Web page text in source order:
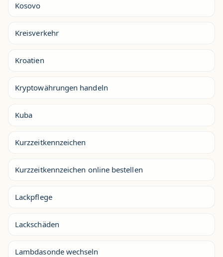
Kosovo
Kreisverkehr
Kroatien
Kryptowährungen handeln
Kuba
Kurzzeitkennzeichen
Kurzzeitkennzeichen online bestellen
Lackpflege
Lackschäden
Lambdasonde wechseln